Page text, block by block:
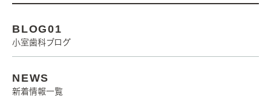
BLOG01
小室歯科ブログ
NEWS
新着情報一覧